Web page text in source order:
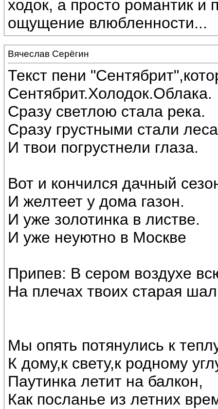
ходок, а просто романтик и
ощущение влюбленности...
Вячеслав Серёгин
Текст пени
Сентябрит.Холодок.Облака.
Сразу светлою стала река.
Сразу грустными стали
И твои погрустнели глаза.
Вот и кончился дачный
И желтеет у дома газон.
И уже золотинка в листве.
И уже неуютно в Москве
Припев: В сером воздухе
На плечах твоих старая
Мы опять потянулись к
К дому,к свету,к родному
Паутинка летит на балкон,
Как посланье из летних